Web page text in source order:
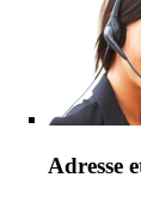
Adresse